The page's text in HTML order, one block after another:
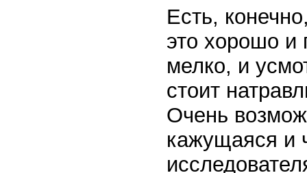
Есть,
это хорошо и
мелко, и
стоит
Очень
кажущаяся и